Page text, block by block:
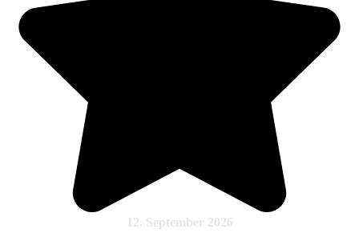
12. September 2026